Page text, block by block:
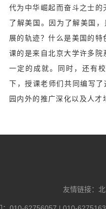
代为中华崛起而奋斗之士的
了解美国。因为了解美国
展的轨迹？什么是美国的
课的是来自北京大学许多
一定的成就。同时，还有
下，授课老师们共同编写
园内外的推广深化以及人才
友情链接：